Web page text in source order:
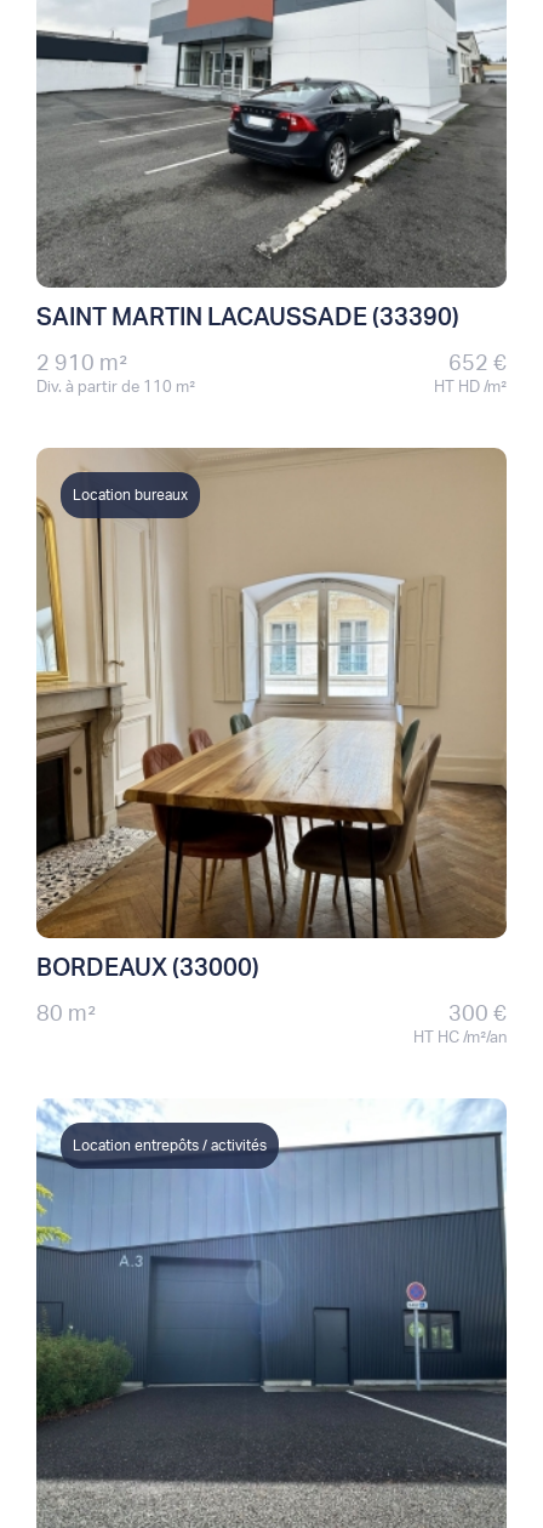
SAINT MARTIN LACAUSSADE (33390)
2 910 m²
Div. à partir de 110 m²
652 €
HT HD /m²
Location bureaux
BORDEAUX (33000)
80 m² 300 €
HT HC /m²/an
Location entrepôts / activités